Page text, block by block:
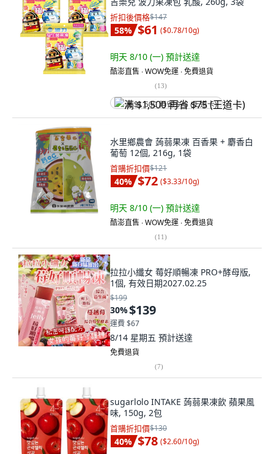
折扣後價格$147
58% $61 ($0.78/10g)
明天 8/10 (一) 預計送達
酷澎直售 ∙ WOW免運 ∙ 免費退貨
(13)
满 $1,500 再省 $75 (王道卡)
水里鄉農會 蒟蒻果凍 百香果 + 麝香白
葡萄 12個, 216g, 1袋
首購折扣價$121
40% $72 ($3.33/10g)
明天 8/10 (一) 預計送達
酷澎直售 ∙ WOW免運 ∙ 免費退貨
(11)
拉拉小纖女 莓好順暢凍 PRO+酵母版,
1個, 有效日期2027.02.25
$199
30%$139
運費 $67
8/14 星期五 預計送達
免費退貨
(7)
sugarlolo INTAKE 蒟蒻果凍飲 蘋果風
味, 150g, 2包
首購折扣價$130
40% $78 ($2.60/10g)